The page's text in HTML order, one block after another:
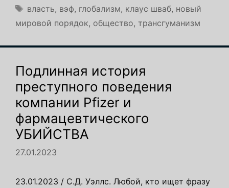
Метки
власть, вэф, глобализм, клаус шваб, новый
мировой порядок, общество, трансгуманизм
Подлинная история
преступного поведения
компании Pfizer и
фармацевтического
УБИЙСТВА
27.01.2023
23.01.2023 / С.Д. Уэллс. Любой, кто ищет фразу